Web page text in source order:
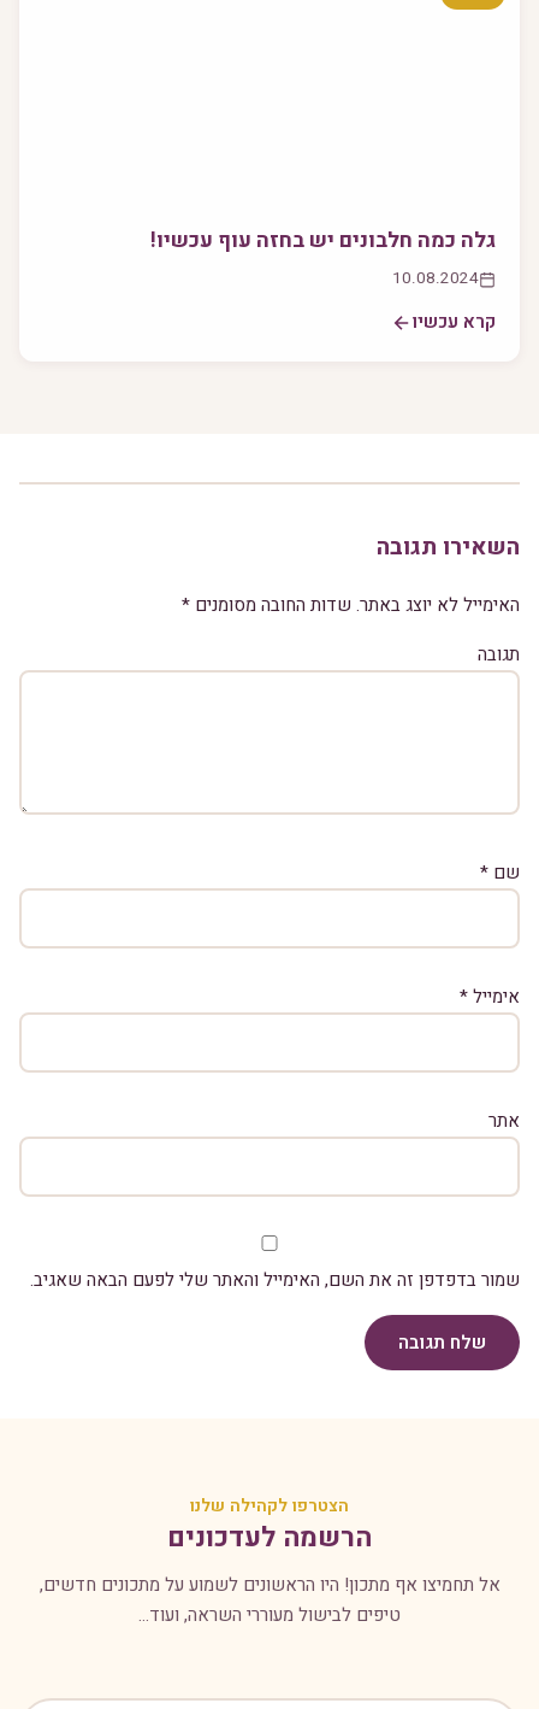
גלה כמה חלבונים יש בחזה עוף עכשיו!
10.08.2024
קרא עכשיו
השאירו תגובה
האימייל לא יוצג באתר. שדות החובה מסומנים *
תגובה
שם *
אימייל*
אתר
שמור בדפדפן זה את השם, האימייל והאתר שלי לפעם הבאה שאגיב.
שלח תגובה
הצטרפו לקהילה שלנו
הרשמה לעדכונים
אל תחמיצו אף מתכון! היו הראשונים לשמוע על מתכונים חדשים,
טיפים לבישול מעוררי השראה, ועוד...